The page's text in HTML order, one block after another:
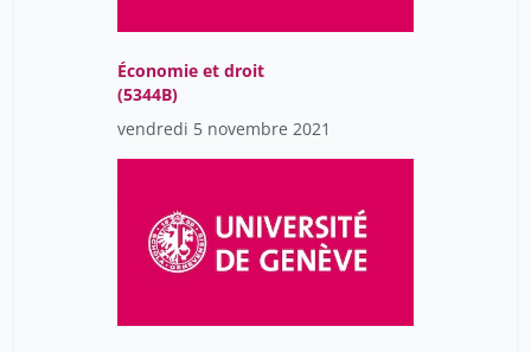
Économie et droit
(5344B)
vendredi 5 novembre 2021